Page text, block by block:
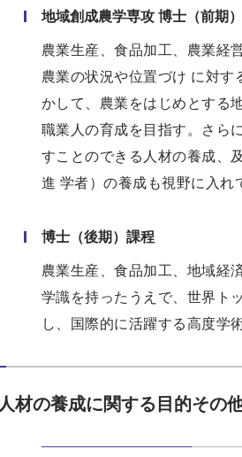
地域創成農学専攻 博士（前期
農業生産、⾷品加⼯、農業経
農業の状況や位置づけ に対
かして、農業をはじめとする
職業⼈の育成を目指す。さら
すことのできる⼈材の養成、
進 学者）の養成も視野に入れ
博士（後期）課程
農業生産、食品加工、地域経
学識を持ったうえで、世界ト
し、国際的に活躍する高度学
人材の養成に関する目的その